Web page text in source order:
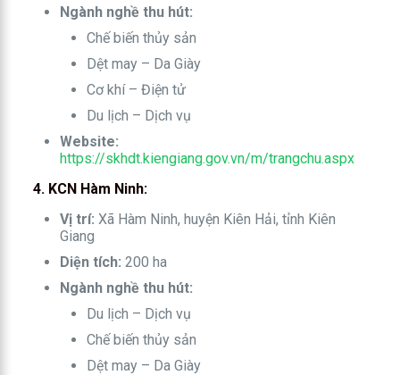
Ngành nghề thu hút:
Chế biến thủy sản
Dệt may – Da Giày
Cơ khí – Điện tử
Du lịch – Dịch vụ
Website:
https://skhdt.kiengiang.gov.vn/m/trangchu.aspx
4. KCN Hàm Ninh:
Vị trí: Xã Hàm Ninh, huyện Kiên Hải, tỉnh Kiên
Giang
Diện tích: 200 ha
Ngành nghề thu hút:
Du lịch – Dịch vụ
Chế biến thủy sản
Dệt may – Da Giày